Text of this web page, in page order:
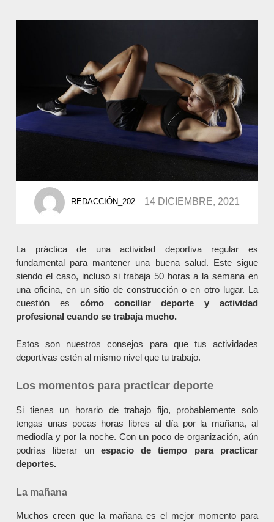
BY
REDACCIÓN_202 14 DICIEMBRE, 2021
La práctica de una actividad deportiva regular es
fundamental para mantener una buena salud. Este sigue
siendo el caso, incluso si trabaja 50 horas a la semana en
una oficina, en un sitio de construcción o en otro lugar. La
cuestión es cómo conciliar deporte y actividad
profesional cuando se trabaja mucho.
Estos son nuestros consejos para que tus actividades
deportivas estén al mismo nivel que tu trabajo.
Los momentos para practicar deporte
Si tienes un horario de trabajo fijo, probablemente solo
tengas unas pocas horas libres al día por la mañana, al
mediodía y por la noche. Con un poco de organización, aún
podrías liberar un espacio de tiempo para practicar
deportes.
La mañana
Muchos creen que la mañana es el mejor momento para